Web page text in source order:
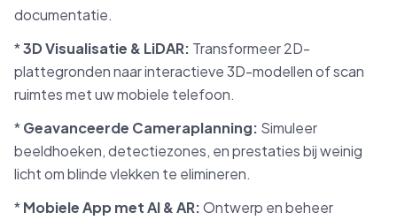
documentatie.
*3D Visualisatie & LiDAR: Transformeer 2D-
plattegronden naar interactieve 3D-modellen of scan
ruimtes met uw mobiele telefoon.
*Geavanceerde Cameraplanning: Simuleer
beeldhoeken, detectiezones, en prestaties bij weinig
licht om blinde vlekken te elimineren.
*Mobiele App met AI & AR:Ontwerp en beheer